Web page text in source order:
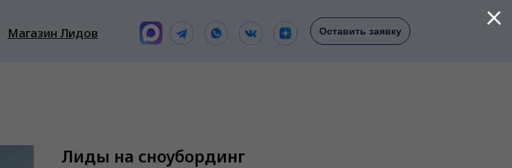
Оставить заявку
Магазин Лидов
Лиды на сноубординг